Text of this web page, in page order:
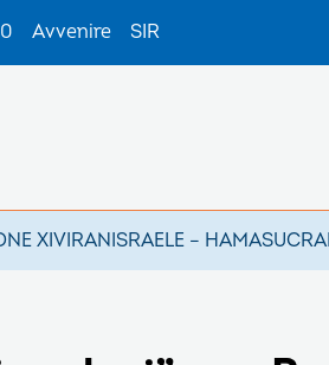
Avvenire SIR
XIVIRANISRAELE – HAMAS